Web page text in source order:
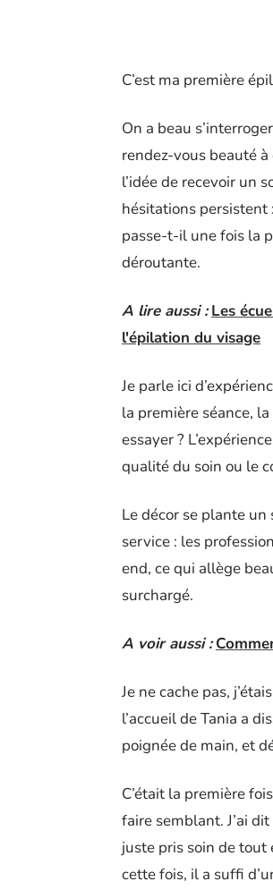
C’est ma première
On a beau
rendez-vous beauté
l’idée de recevoir un
hésitations persistent
passe-t-il une fois la
déroutante.
A lire aussi : Les
l'épilation du visage
Je parle ici
la première séance,
essayer ?
qualité du soin ou le
Le décor se plante
service : les
end, ce qui allège
surchargé.
A voir aussi :
Je ne cache pas,
l’accueil de Tania a
poignée de main, et
C’était la première
faire semblant. J’ai
juste pris soin de
cette fois, il a suffi